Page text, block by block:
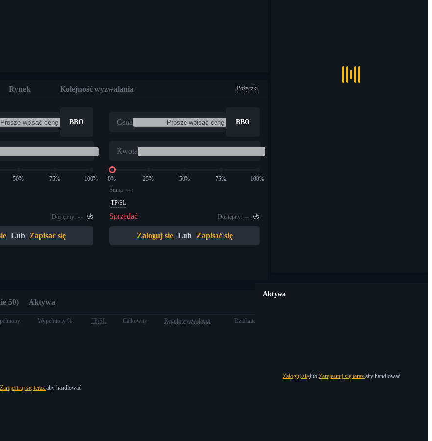
Rynek Kolejność wyzwalania Pożyczki
BBO
50% 75%
100%
Dostępny: --
Lub Zapisać się
Cena BBO
Kwota
0% 25% 50% 75%
100%
Suma --
TP/SL
Sprzedać Dostępny: --
Zaloguj sie Lub Zapisać się
50) Aktywa
Wypełniony % TP/SL Całkowity Reguła wyzwalacza Działanie
Zarejestruj się teraz aby handlować
Aktywa
Zaloguj się lub Zarejestruj się teraz aby handlować